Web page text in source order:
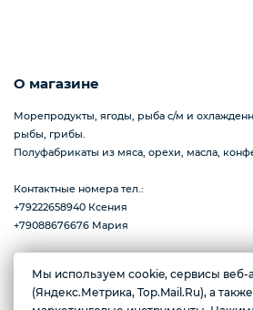
Мороженое
О магазине
Морепродукты, ягоды, рыба с/м и
рыбы, грибы.
Полуфабрикаты из мяса, орехи, масла,
Контактные номера тел.:
+79222658940 Ксения
+79088676676 Мария
г. Тюмень, ул. Ю.Р.-Г. Эрвье, д.12к1
Мы используем cookie, сервисы веб-
(Яндекс.Метрика, Top.Mail.Ru), а
Желаете подозвать